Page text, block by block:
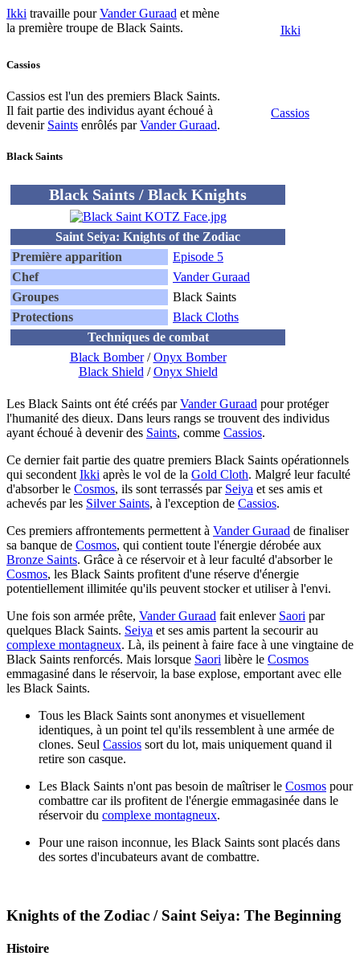
Ikki
Ikki travaille pourVander Guraad et mène
la première troupe de Black Saints.
Cassios
Cassios
Cassios est l'un des premiers Black Saints.
Il fait partie des individus ayant échoué à
devenir Saints enrôlés parVander Guraad.
Black Saints
Black Saints / Black Knights
Saint Seiya: Knights of the Zodiac
Première apparition
Episode 5
Chef
Vander Guraad
Groupes
Black Saints
Protections
Black Cloths
Techniques de combat
Black Bomber/Onyx Bomber
Black Shield /Onyx Shield
Les Black Saints ont été créés parVander Guraad pour protéger
l'humanité des dieux. Dans leurs rangs se trouvent des individus
ayant échoué à devenir des Saints, comme Cassios.
Ce dernier fait partie des quatre premiers Black Saints opérationnels
qui secondent Ikki après le vol de la Gold Cloth. Malgré leur faculté
d'absorber le Cosmos, ils sont terrassés par Seiya et ses amis et
achevés par les Silver Saints, à l'exception de Cassios.
Ces premiers affrontements permettent à Vander Guraad de finaliser
sa banque de Cosmos, qui contient toute l'énergie dérobée aux
Bronze Saints. Grâce à ce réservoir et à leur faculté d'absorber le
Cosmos, les Black Saints profitent d'une réserve d'énergie
potentiellement illimitée qu'ils peuvent stocker et utiliser à l'envi.
Une fois son armée prête, Vander Guraad fait enlever Saori par
quelques Black Saints. Seiya et ses amis partent la secourir au
complexe montagneux. Là, ils peinent à faire face à une vingtaine de
Black Saints renforcés. Mais lorsque Saori libère le Cosmos
emmagasiné dans le réservoir, la base explose, emportant avec elle
les Black Saints.
Tous les Black Saints sont anonymes et visuellement
identiques, à un point tel qu'ils ressemblent à une armée de
clones. Seul Cassios sort du lot, mais uniquement quand il
retire son casque.
Les Black Saints n'ont pas besoin de maîtriser le Cosmos pour
combattre car ils profitent de l'énergie emmagasinée dans le
réservoir du complexe montagneux.
Pour une raison inconnue, les Black Saints sont placés dans
des sortes d'incubateurs avant de combattre.
Knights of the Zodiac / Saint Seiya: The Beginning
Histoire